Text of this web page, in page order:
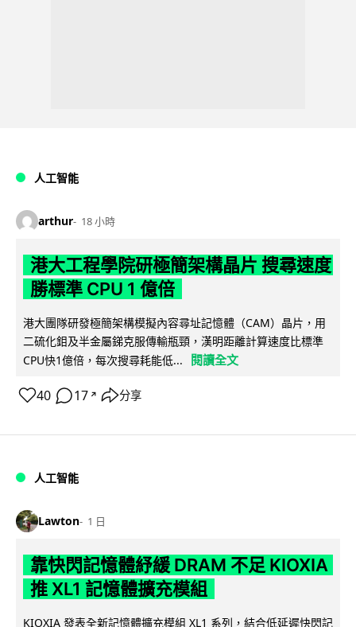
人工智能
arthur 18 小時
港大工程學院研極簡架構晶片 搜尋速度
勝標準 CPU 1 億倍
港大團隊研發極簡架構模擬內容尋址記憶體（CAM）晶片，用
二硫化鉬及半金屬銻克服傳輸瓶頸，漢明距離計算速度比標準
CPU快1億倍，每次搜尋耗能低...
閱讀全文
40 17 ↗ 分享
人工智能
Lawton 1 日
靠快閃記憶體紓緩 DRAM 不足 KIOXIA
推 XL1 記憶體擴充模組
KIOXIA 發表全新記憶體擴充模組 XL1 系列，結合低延遲快閃記